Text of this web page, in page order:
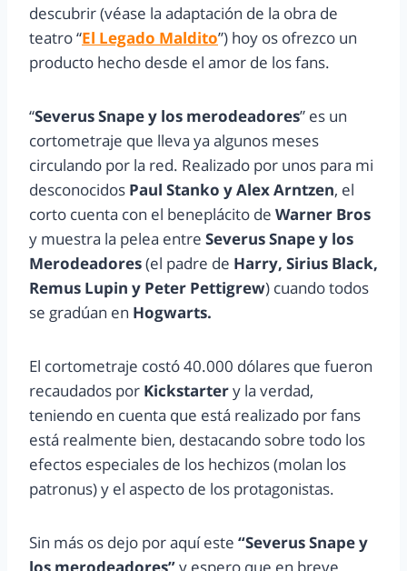
descubrir (véase la adaptación de la obra de
teatro “El Legado Maldito”) hoy os ofrezco un
producto hecho desde el amor de los fans.
“Severus Snape y los merodeadores” es un
cortometraje que lleva ya algunos meses
circulando por la red. Realizado por unos para mi
desconocidos Paul Stanko y Alex Arntzen, el
corto cuenta con el beneplácito de Warner Bros
y muestra la pelea entre Severus Snape y los
Merodeadores(el padre de Harry, Sirius Black,
Remus Lupin y Peter Pettigrew) cuando todos
se gradúan en Hogwarts.
El cortometraje costó 40.000 dólares que fueron
recaudados por Kickstartery la verdad,
teniendo en cuenta que está realizado por fans
está realmente bien, destacando sobre todo los
efectos especiales de los hechizos (molan los
patronus) y el aspecto de los protagonistas.
Sin más os dejo por aquí este “Severus Snape y